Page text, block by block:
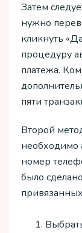
Затем
нужно
кликнуть
процедуру
платежа.
пяти
Второй
необходимо
номер
было